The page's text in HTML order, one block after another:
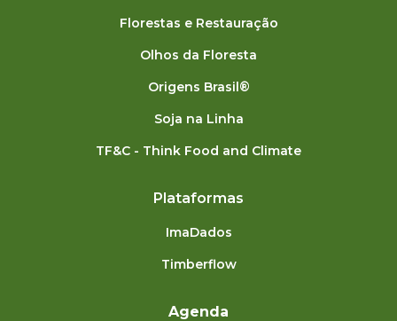
Florestas e Restauração
Olhos da Floresta
Origens Brasil®
Soja na Linha
TF&C - Think Food and Climate
Plataformas
ImaDados
Timberflow
Agenda